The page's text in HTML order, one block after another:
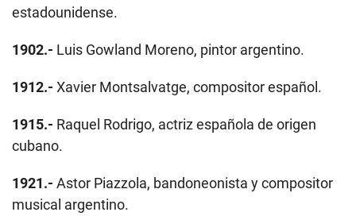
estadounidense.
1902.- Luis Gowland Moreno, pintor argentino.
1912.- Xavier Montsalvatge, compositor español.
1915.- Raquel Rodrigo, actriz española de origen
cubano.
1921.- Astor Piazzola, bandoneonista y compositor
musical argentino.